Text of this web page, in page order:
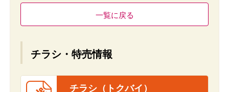
一覧に戻る
チラシ・特売情報
チラシ（トクバイ）